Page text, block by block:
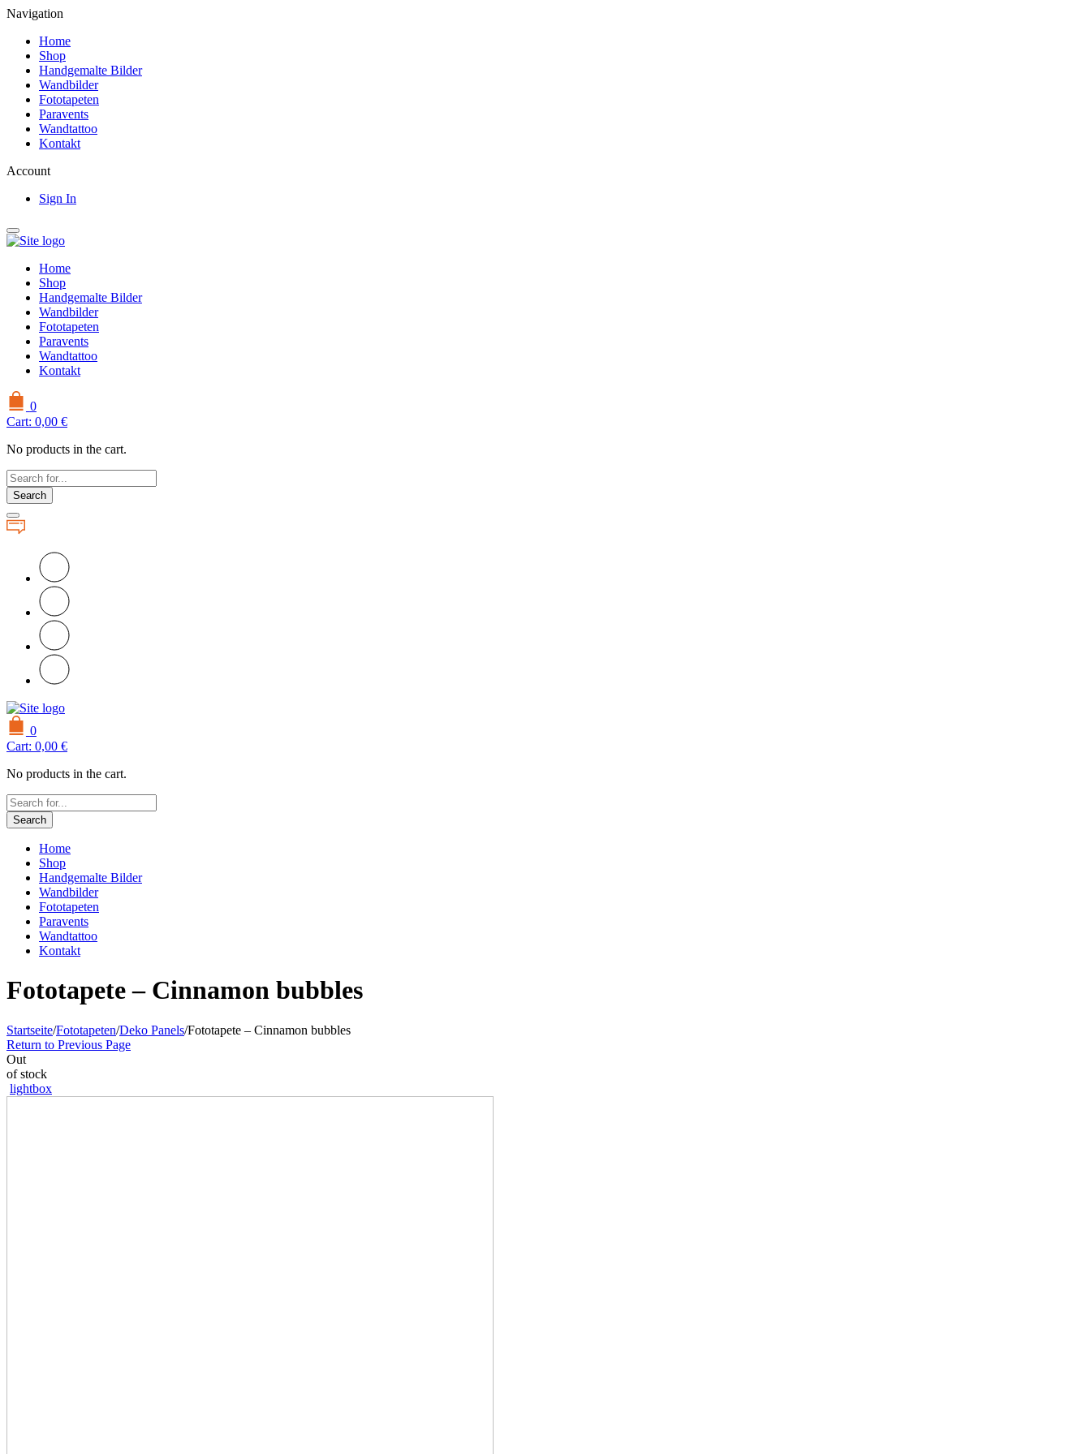
Navigation
Home
Shop
Handgemalte Bilder
Wandbilder
Fototapeten
Paravents
Wandtattoo
Kontakt
Account
Sign In
Home
Shop
Handgemalte Bilder
Wandbilder
Fototapeten
Paravents
Wandtattoo
Kontakt
0
Cart: 0,00 €
No products in the cart.
Search
0
Cart: 0,00 €
No products in the cart.
Search
Home
Shop
Handgemalte Bilder
Wandbilder
Fototapeten
Paravents
Wandtattoo
Kontakt
Fototapete – Cinnamon bubbles
Startseite/Fototapeten/Deko Panels/Fototapete – Cinnamon bubbles
Return to Previous Page
Out
of stock
lightbox